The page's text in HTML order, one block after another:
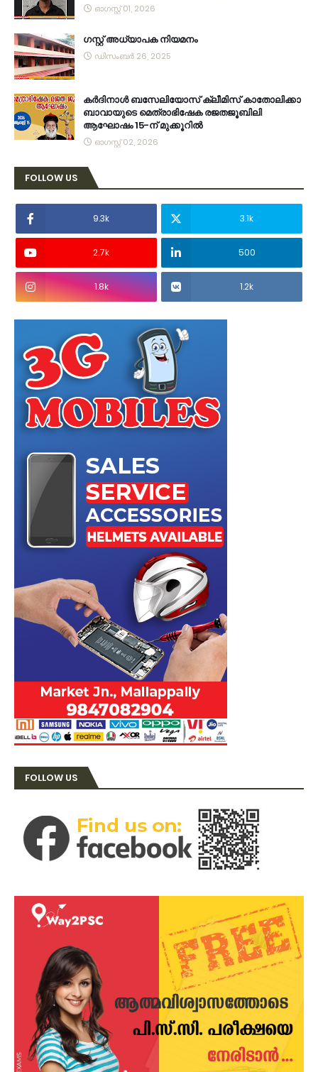
ഓഗസ്റ്റ് 01, 2026
ഗസ്റ്റ് അധ്യാപക നിയമനം
ഡിസംബർ 26, 2025
കര്‍ദിനാള്‍ ബസേലിയോസ് ക്ലീമിസ് കാതോലിക്കാ
ബാവായുടെ മെത്രാഭിഷേക രജതജൂബിലി
ആഘോഷം 15-ന് മുക്കൂറില്‍
ഓഗസ്റ്റ് 02, 2026
FOLLOW US
9.3k 3.1k
2.7k 500
1.8k 1.2k
FOLLOW US